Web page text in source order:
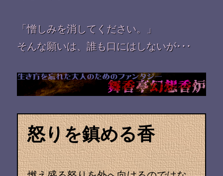
「憎しみを消してください。」
そんな願いは、誰も口にはしないが･･･
怒りを鎮める香